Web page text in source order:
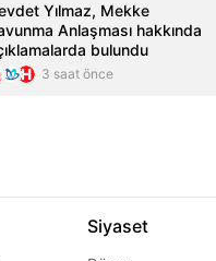
Yılmaz, Mekke
Anlaşması hakkında
bulundu
3 saat önce
Siyaset